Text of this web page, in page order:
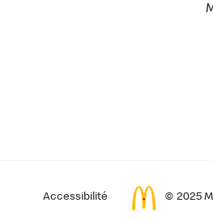
Accessibilité © 2025